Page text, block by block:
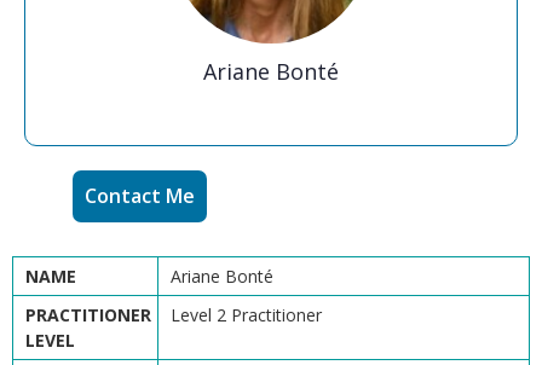
Ariane Bonté
Contact Me
NAME
Ariane Bonté
PRACTITIONER
LEVEL
Level 2 Practitioner